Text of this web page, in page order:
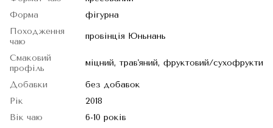
Форма
фігурна
Походження
чаю
провінція Юньнань
Смаковий
профіль
міцний, трав'яний, фруктовий/сухофрукти
Добавки
без добавок
Рік
2018
Вік чаю
6-10 років